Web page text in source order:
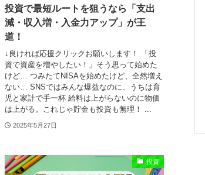
投資で最短ルートを狙うなら「支出
減・収入増・入金力アップ」が王
道！
↓良ければ応援クリックお願いします！ 「投
資で資産を増やしたい！」そう思って始めた
けど… つみたてNISAを始めたけど、全然増え
ない… SNSではみんな爆益なのに、うちは育
児と家計で手一杯 給料は上がらないのに物価
は上がる。これじゃ貯金も投資も無理！ ...
2025年5月27日
投資